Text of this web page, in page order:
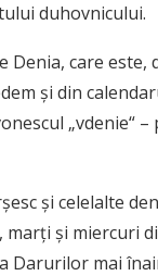
duhovnicului.
Denia, care este,
şi din
„vdenie“
şi celelalte
şi miercuri
Darurilor mai